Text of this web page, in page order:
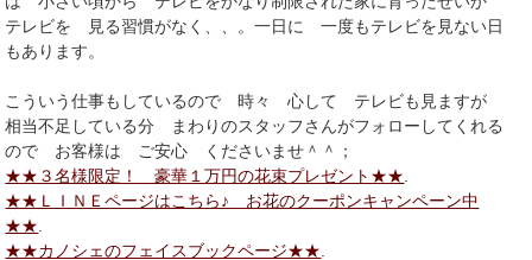
テレビを 見る習慣がなく、、。一日に 一度もテレビを見ない日
もあります。
こういう仕事もしているので 時々 心して テレビも見ますが
相当不足している分 まわりのスタッフさんがフォローしてくれる
ので お客様は ご安心 くださいませ＾＾；
★★３名様限定！ 豪華１万円の花束プレゼント★★.
★★ＬＩＮＥページはこちら♪ お花のクーポンキャンペーン中
★★.
★★カノシェのフェイスブックページ★★.